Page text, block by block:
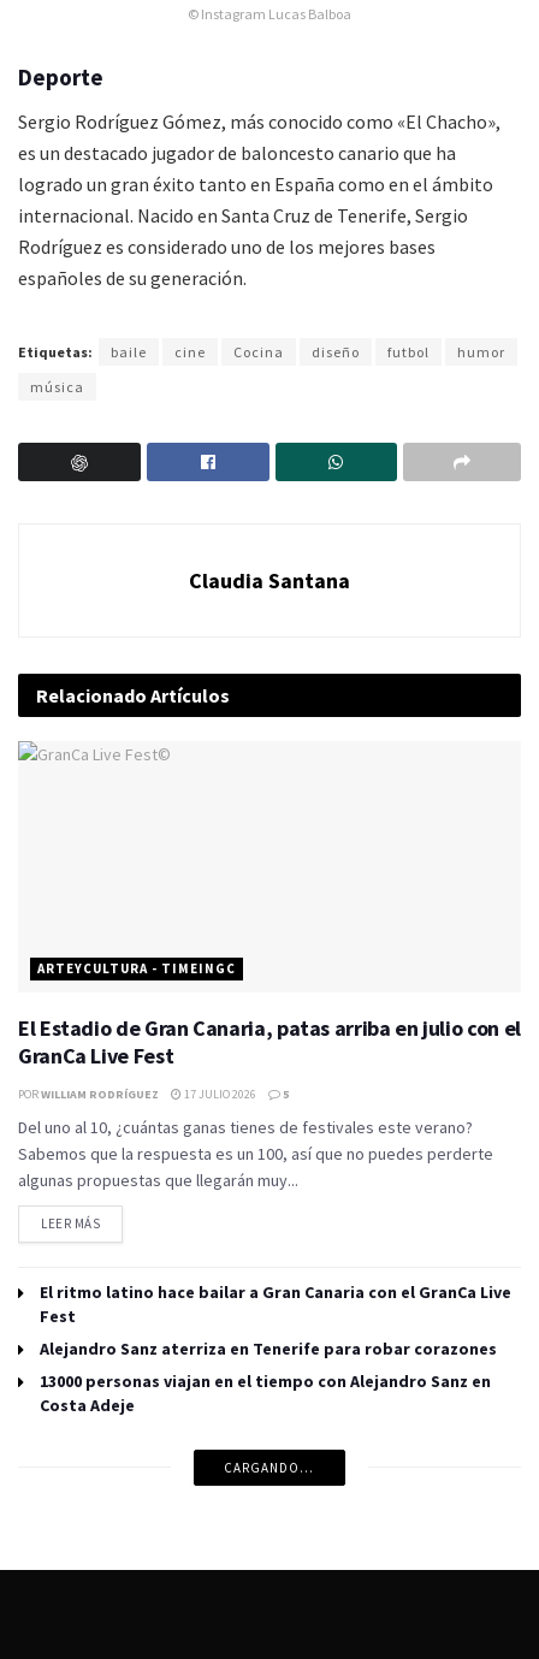
© Instagram Lucas Balboa
Deporte
Sergio Rodríguez Gómez, más conocido como «El Chacho»,
es un destacado jugador de baloncesto canario que ha
logrado un gran éxito tanto en España como en el ámbito
internacional. Nacido en Santa Cruz de Tenerife, Sergio
Rodríguez es considerado uno de los mejores bases
españoles de su generación.
Etiquetas: baile cine Cocina diseño futbol
humor
música
Claudia Santana
Relacionado Artículos
ARTEYCULTURA - TIMEINGC
El Estadio de Gran Canaria, patas arriba en julio con el
GranCa Live Fest
PORWILLIAM RODRÍGUEZ 17 JULIO 2026 5
Del uno al 10, ¿cuántas ganas tienes de festivales este verano?
Sabemos que la respuesta es un 100, así que no puedes perderte
algunas propuestas que llegarán muy...
LEER MÁS
El ritmo latino hace bailar a Gran Canaria con el GranCa Live
Fest
Alejandro Sanz aterriza en Tenerife para robar corazones
13000 personas viajan en el tiempo con Alejandro Sanz en
Costa Adeje
CARGANDO...